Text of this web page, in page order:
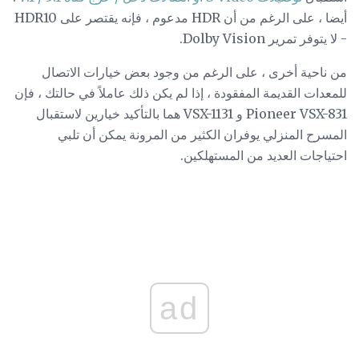
أيضا ، على الرغم من أن HDR مدعوم ، فإنه يقتصر على HDR10
- لا يتوفر تمرير Dolby Vision.
من ناحية أخرى ، على الرغم من وجود بعض خيارات الاتصال
للمعدات القديمة المفقودة ، إذا لم يكن ذلك عاملاً في حالتك ، فإن
Pioneer VSX-831 و VSX-1131 هما بالتأكيد خيارين لاستقبال
المسرح المنزلي يوفران الكثير من المرونة يمكن أن تلبي
احتياجات العديد من المستهلكين.
ad